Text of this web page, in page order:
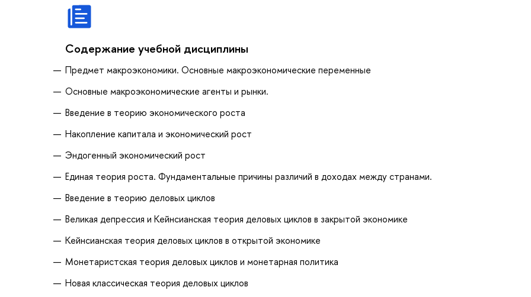
Содержание учебной дисциплины
Предмет макроэкономики. Основные макроэкономические переменные
Основные макроэкономические агенты и рынки.
Введение в теорию экономического роста
Накопление капитала и экономический рост
Эндогенный экономический рост
Единая теория роста. Фундаментальные причины различий в доходах между странами.
Введение в теорию деловых циклов
Великая депрессия и Кейнсианская теория деловых циклов в закрытой экономике
Кейнсианская теория деловых циклов в открытой экономике
Монетаристская теория деловых циклов и монетарная политика
Новая классическая теория деловых циклов